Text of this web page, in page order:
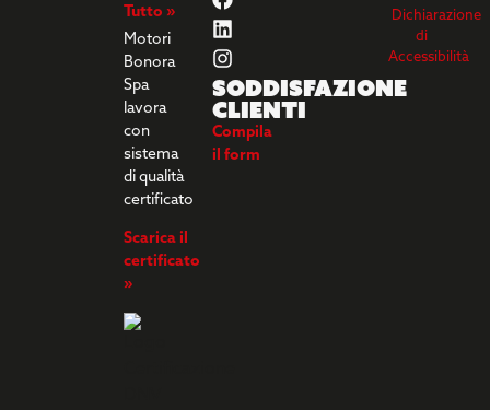
Tutto »
Motori
Bonora
Spa
lavora
con
sistema
di qualità
certificato
Scarica il
certificato
»
Soddisfazione
clienti
Compila
il form
Dichiarazione
di
Accessibilità